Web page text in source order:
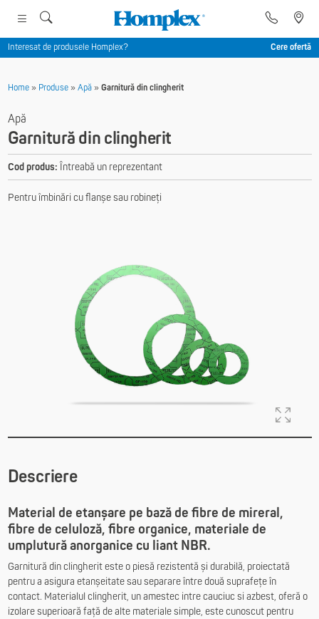
Interesat de produsele Homplex? Cere ofertă
Home» Produse» Apă» Garnitură din clingherit
Descriere
Material de etanșare pe bază de fibre de mireral,
fibre de celuloză, fibre organice, materiale de
umplutură anorganice cu liant NBR.
Garnitură din clingherit este o piesă rezistentă și durabilă, proiectată
pentru a asigura etanșeitate sau separare între două suprafețe în
contact. Materialul clingherit, un amestec intre cauciuc si azbest, oferă o
izolare superioară față de alte materiale simple, este cunoscut pentru
Apă
Garnitură din clingherit
Cod produs: Întreabă un reprezentant
Pentru îmbinări cu flanșe sau robineți